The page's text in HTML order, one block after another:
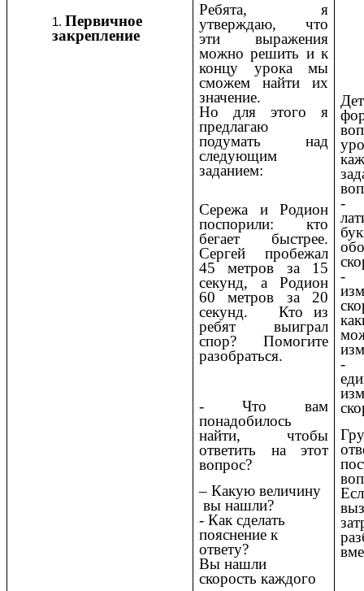
Первичное
закрепление
Ребята, я
утверждаю, что
эти выражения
можно решить и к
концу урока мы
сможем найти их
значение.
Но для этого я
предлагаю
подумать над
следующим
заданием:
Сережа и Родион
поспорили: кто
бегает быстрее.
Сергей пробежал
45 метров за 15
секунд, а Родион
60 метров за 20
секунд. Кто из
ребят выиграл
спор? Помогите
разобраться.
- Что вам
понадобилось
найти, чтобы
ответить на этот
вопрос?
– Какую величину
вы нашли?
- Как сделать
пояснение к
ответу?
Вы нашли
скорость каждого
-
-
-